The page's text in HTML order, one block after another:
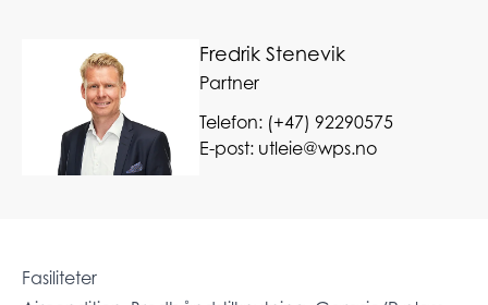
Fredrik Stenevik
Partner
Telefon: (+47) 92290575
E-post: utleie@wps.no
Fasiliteter